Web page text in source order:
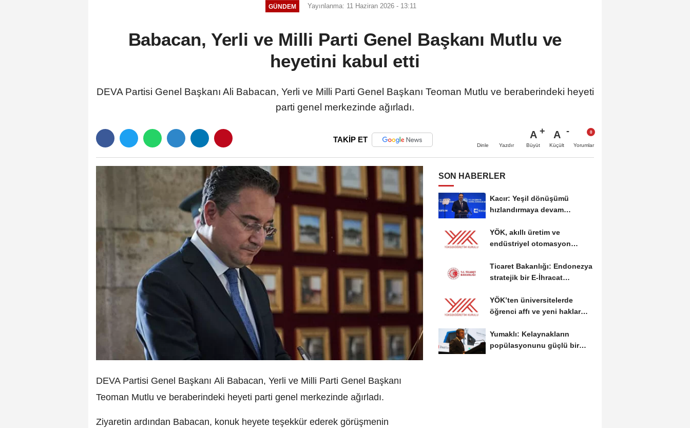
GÜNDEM Yayınlanma: 11 Haziran 2026 - 13:11
Babacan, Yerli ve Milli Parti Genel Başkanı Mutlu ve
heyetini kabul etti
DEVA Partisi Genel Başkanı Ali Babacan, Yerli ve Milli Parti Genel Başkanı Teoman Mutlu ve beraberindeki heyeti
parti genel merkezinde ağırladı.
TAKİP ET
Dinle Yazdır
A
Büyüt
A
Küçült Yorumlar
DEVA Partisi Genel Başkanı Ali Babacan, Yerli ve Milli Parti Genel Başkanı
Teoman Mutlu ve beraberindeki heyeti parti genel merkezinde ağırladı.
Ziyaretin ardından Babacan, konuk heyete teşekkür ederek görüşmenin
SON HABERLER
Kacır: Yeşil dönüşümü
hızlandırmaya devam
YÖK, akıllı üretim ve
endüstriyel otomasyon
Ticaret Bakanlığı: Endonezya
stratejik bir E-İhracat
YÖK’ten üniversitelerde
öğrenci affı ve yeni haklar
Yumaklı: Kelaynakların
popülasyonunu güçlü bir